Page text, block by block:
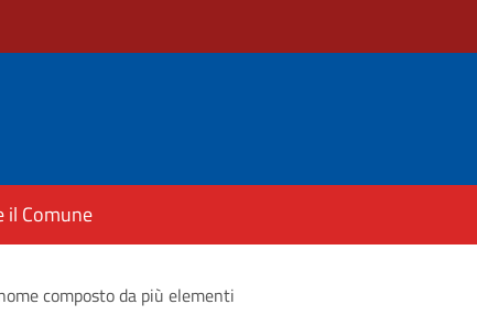
il Comune
composto da più elementi